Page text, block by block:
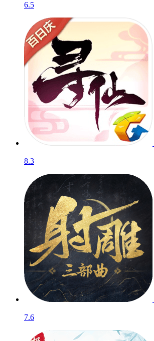
6.5
8.3
7.6